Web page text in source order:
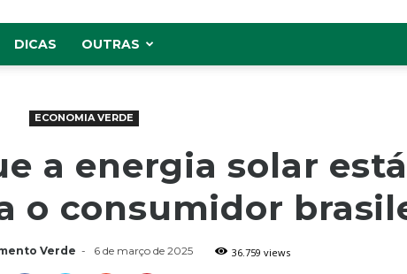
DICAS OUTRAS
ECONOMIA VERDE
a energia solar
o consumidor
Verde - 6 de março de 2025 36.759 views